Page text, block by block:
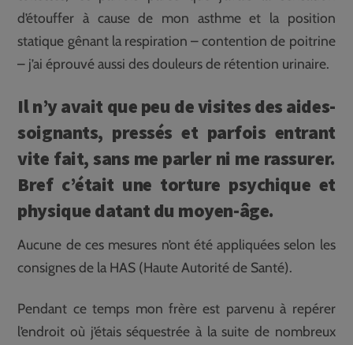
d’étouffer à cause de mon asthme et la position
statique gênant la respiration – contention de poitrine
– j’ai éprouvé aussi des douleurs de rétention urinaire.
Il n’y avait que peu de visites des aides-
soignants, pressés et parfois entrant
vite fait, sans me parler ni me rassurer.
Bref c’était une torture psychique et
physique datant du moyen-âge.
Aucune de ces mesures n’ont été appliquées selon les
consignes de la HAS (Haute Autorité de Santé).
Pendant ce temps mon frère est parvenu à repérer
l’endroit où j’étais séquestrée à la suite de nombreux